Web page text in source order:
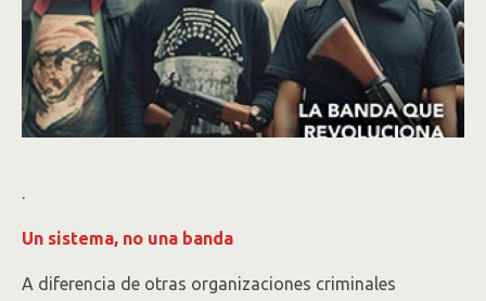
.
Un sistema, no una banda
A diferencia de otras organizaciones criminales